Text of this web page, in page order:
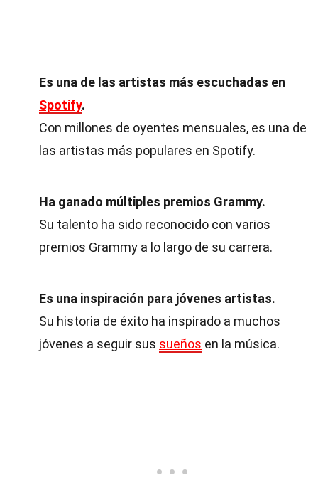
Es una de las artistas más escuchadas en
Spotify.
Con millones de oyentes mensuales, es una de
las artistas más populares en Spotify.
Ha ganado múltiples premios Grammy.
Su talento ha sido reconocido con varios
premios Grammy a lo largo de su carrera.
Es una inspiración para jóvenes artistas.
Su historia de éxito ha inspirado a muchos
jóvenes a seguir sus sueños en la música.